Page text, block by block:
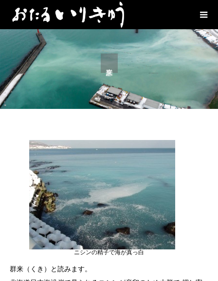
ニシンの精子で海が真っ白
群来（くき）と読みます。